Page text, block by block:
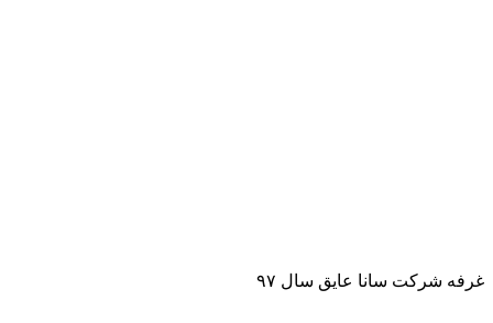
غرفه شرکت سانا عایق سال ۹۷